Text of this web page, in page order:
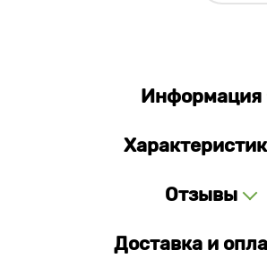
Информация
Отзывы
Доставка и